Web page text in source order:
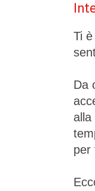
Ti
Da
alla
per